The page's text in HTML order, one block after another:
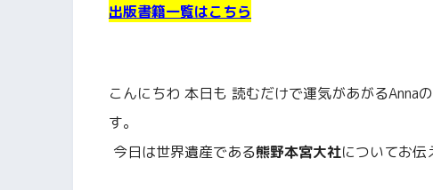
出版書籍一覧はこちら
こんにちわ 本日も 読むだけで運気があがるAnna
す。
今日は世界遺産である熊野本宮大社についてお伝